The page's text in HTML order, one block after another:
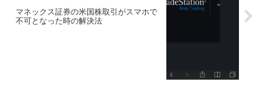
マネックス証券の米国株取引がスマホで
不可となった時の解決法